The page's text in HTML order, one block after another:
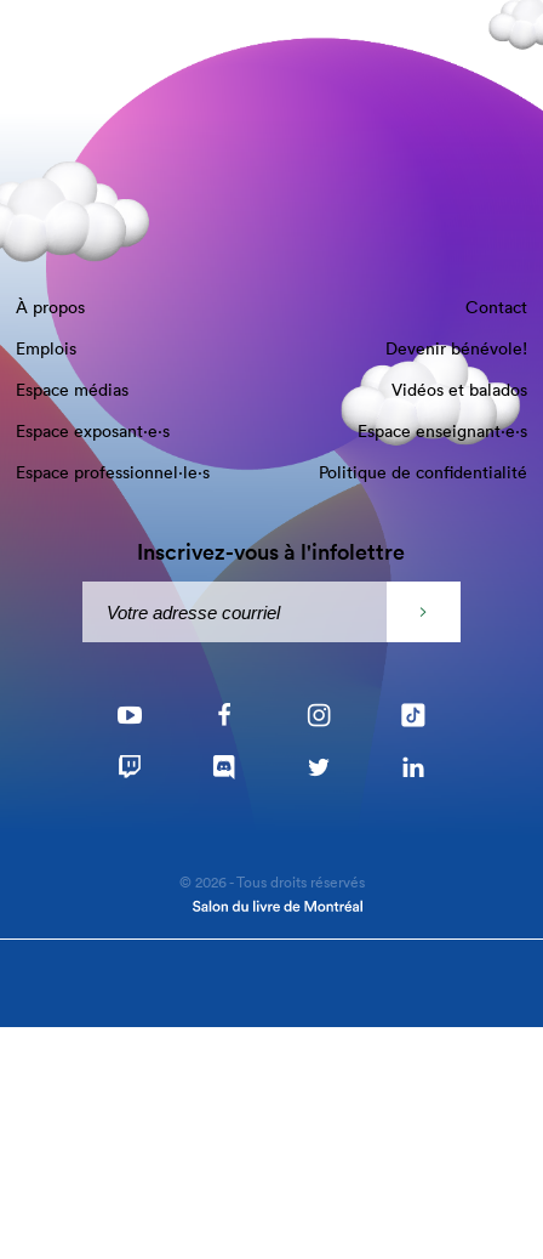
À propos
Contact
Emplois
Devenir bénévole!
Espace médias
Vidéos et balados
Espace exposant·e⋅s
Espace enseignant·e⋅s
Espace professionnel·le⋅s
Politique de confidentialité
Inscrivez-vous à l'infolettre
© 2026 - Tous droits réservés